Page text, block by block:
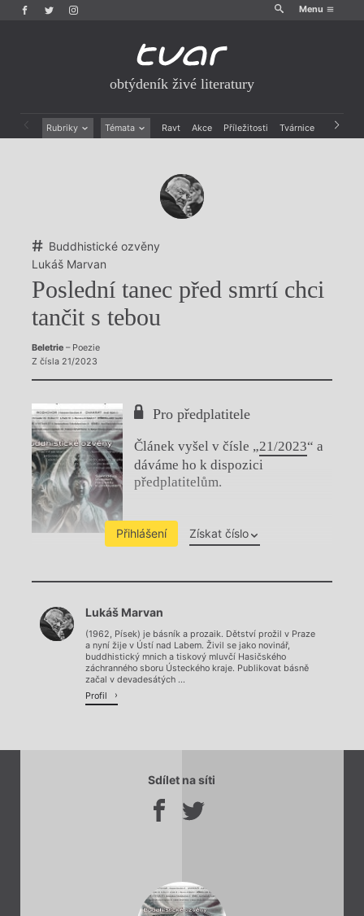
Menu
obtýdeník živé literatury
Rubriky Témata Ravt Akce Příležitosti Tvárnice Archiv
Buddhistické ozvěny
Lukáš Marvan
Poslední tanec před smrtí chci
tančit s tebou
Beletrie– Poezie
Z čísla 21/2023
Pro předplatitele
Článek vyšel v čísle „21/2023“ a
dáváme ho k dispozici
předplatitelům.
Přihlášení Získat číslo
Chviličku.
Načítá se.
Lukáš Marvan
(1962, Písek) je básník a prozaik. Dětství prožil v Praze
a nyní žije v Ústí nad Labem. Živil se jako novinář,
buddhistický mnich a tiskový mluvčí Hasičského
záchranného sboru Ústeckého kraje. Publikovat básně
začal v devadesátých ...
Profil
Sdílet na síti